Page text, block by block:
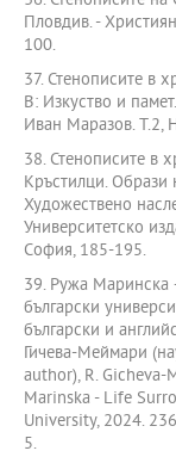
Пловдив. -
100.
37. Стенописите в
В: Изкуство и
Иван Маразов. Т.2,
38. Стенописите в
Кръстилци. Образи
Художествено
Университетско
София, 185-195.
39. Ружа Маринска
български
български и
Гичева-Меймари
author), R.
Marinska - Life
University, 2024.
5.